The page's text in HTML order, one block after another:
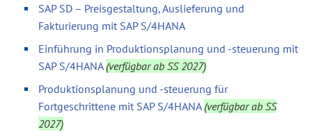
SAP SD – Preisgestaltung, Auslieferung und
Fakturierung mit SAP S/4HANA
Einführung in Produktionsplanung und -steuerung mit
SAP S/4HANA (verfügbar ab SS 2027)
Produktionsplanung und -steuerung für
Fortgeschrittene mit SAP S/4HANA (verfügbar ab SS
2027)